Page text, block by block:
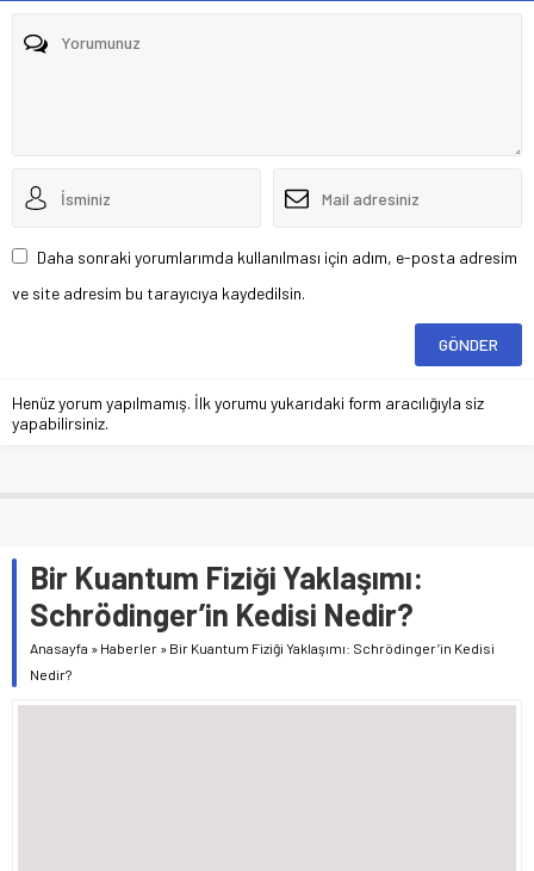
Daha sonraki yorumlarımda kullanılması için adım, e-posta adresim
ve site adresim bu tarayıcıya kaydedilsin.
Henüz yorum yapılmamış. İlk yorumu yukarıdaki form aracılığıyla siz
yapabilirsiniz.
Bir Kuantum Fiziği Yaklaşımı:
Schrödinger’in Kedisi Nedir?
Anasayfa » Haberler » Bir Kuantum Fiziği Yaklaşımı: Schrödinger’in Kedisi
Nedir?